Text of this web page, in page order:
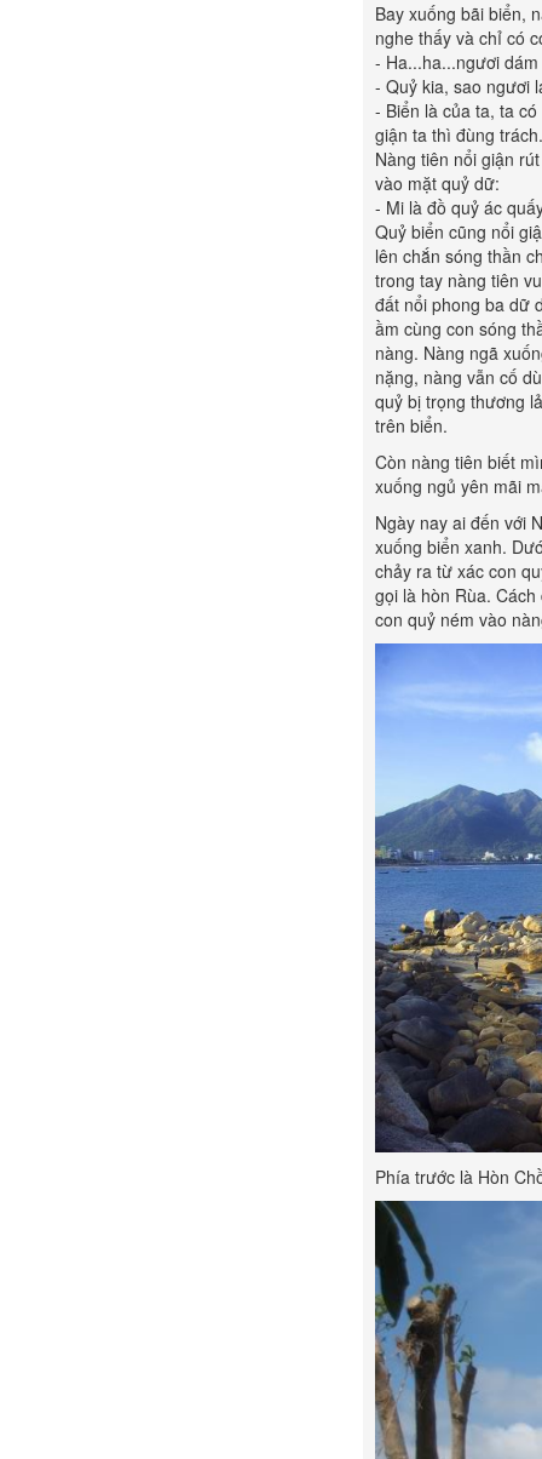
Bay xuống bãi biển,
nghe thấy và chỉ có
- Ha...ha...ngươi
- Quỷ kia, sao ngươi
- Biển là của ta, ta
giận ta thì đùng
Nàng tiên nổi giận
vào mặt quỷ dữ:
- Mi là đồ quỷ ác
Quỷ biển cũng nổi
lên chắn sóng thần
trong tay nàng tiên
đất nổi phong ba dữ
ầm cùng con sóng
nàng. Nàng ngã
nặng, nàng vẫn cố
quỷ bị trọng thương
trên biển.
Còn nàng tiên biết
xuống ngủ yên mãi
Ngày nay ai đến với
xuống biển xanh.
chảy ra từ xác con
gọi là hòn Rùa.
con quỷ ném vào
Phía trước là Hòn